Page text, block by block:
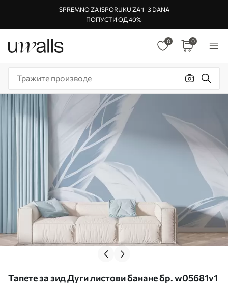
SPREMNO ZA ISPORUKU ZA 1–3 DANA
ПОПУСТИ ОД 40%
0 0
Тапете за зид Дуги листови банане бр. w05681v1